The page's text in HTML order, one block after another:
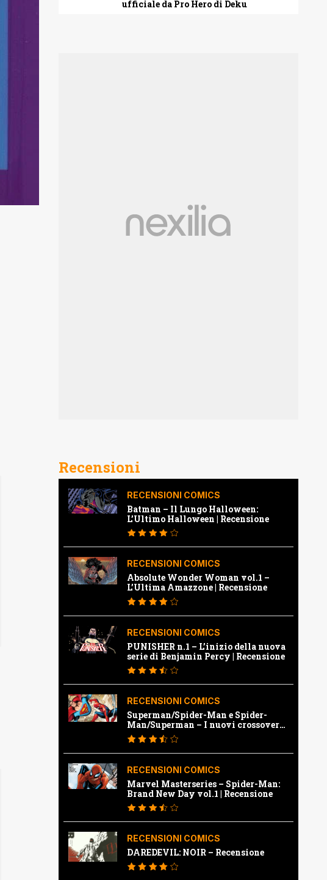
ufficiale da Pro Hero di Deku
Recensioni
RECENSIONI COMICS
Batman – Il Lungo Halloween:
L’Ultimo Halloween | Recensione
RECENSIONI COMICS
Absolute Wonder Woman vol.1 –
L’Ultima Amazzone | Recensione
RECENSIONI COMICS
PUNISHER n.1 – L’inizio della nuova
serie di Benjamin Percy | Recensione
RECENSIONI COMICS
Superman/Spider-Man e Spider-
Man/Superman – I nuovi crossover
Marvel e Dc | Recensione
RECENSIONI COMICS
Marvel Masterseries – Spider-Man:
Brand New Day vol.1 | Recensione
RECENSIONI COMICS
DAREDEVIL: NOIR – Recensione